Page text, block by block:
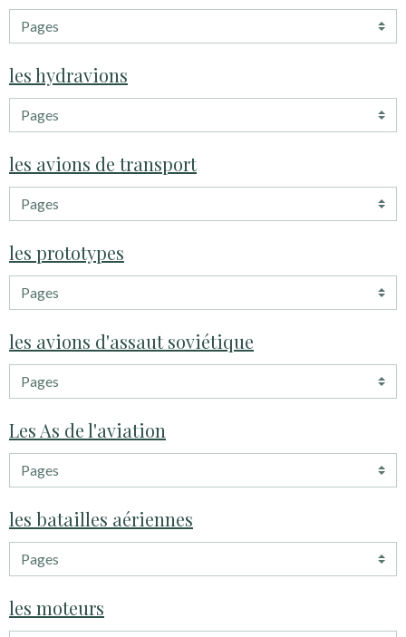
les hydravions
les avions de transport
les prototypes
les avions d'assaut soviétique
Les As de l'aviation
les batailles aériennes
les moteurs